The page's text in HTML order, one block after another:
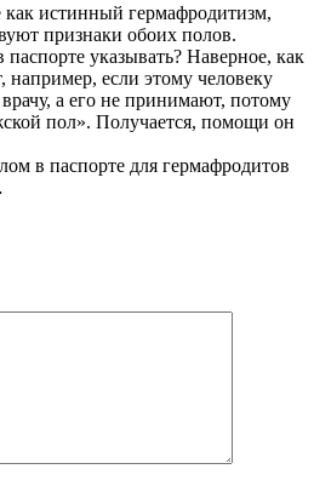
как истинный гермафродитизм,
признаки обоих полов.
указывать? Наверное, как
если этому человеку
а его не принимают, потому
пол». Получается, помощи он
в паспорте для гермафродитов